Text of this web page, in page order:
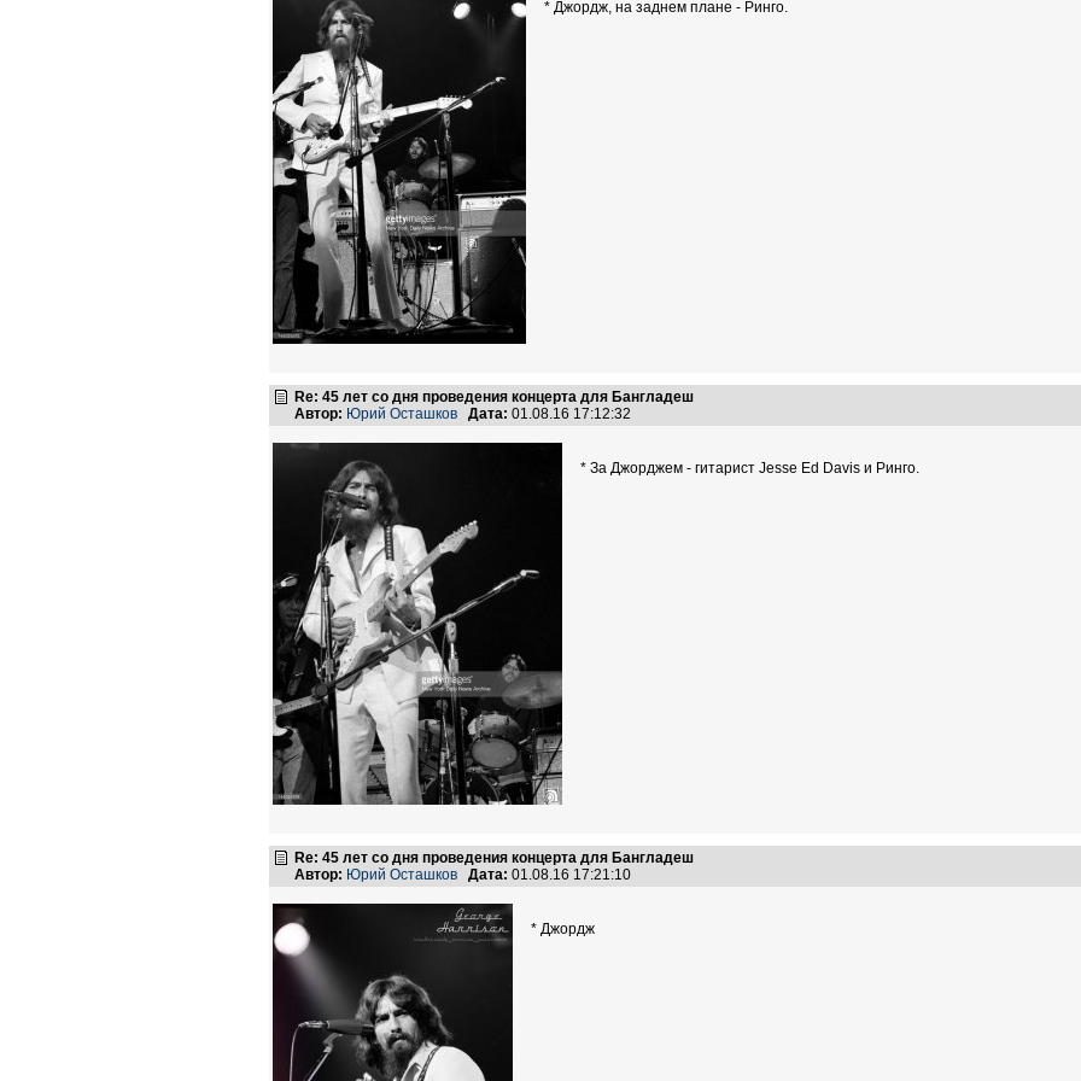
* Джордж, на заднем плане - Ринго.
Re: 45 лет со дня проведения концерта для Бангладеш
Автор: Юрий Осташков Дата: 01.08.16 17:12:32
* За Джорджем - гитарист Jesse Ed Davis и Ринго.
Re: 45 лет со дня проведения концерта для Бангладеш
Автор: Юрий Осташков Дата: 01.08.16 17:21:10
* Джордж